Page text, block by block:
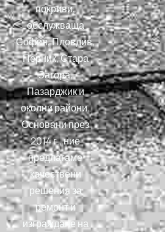
покриви,
обслужваща
София, Пловдив,
Перник, Стара
Загора,
Пазарджик и
околни райони.
Основани през
2014 г., ние
предлагаме
качествени
решения за
ремонт и
изграждане на